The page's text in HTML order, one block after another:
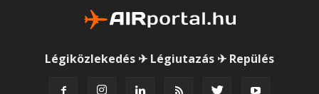
Légiközlekedés ✈ Légiutazás ✈ Repülés